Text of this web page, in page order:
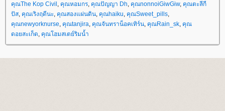
คุณThe Kop Civil , คุณหอมกร, คุณปัญญา Dh, คุณnonnoiGiwGiw, คุณตะลีกี
ปัส, คุณเริงฤดีนะ, คุณสองแผ่นดิน, คุณhaiku, คุณSweet_pills,
คุณnewyorknurse, คุณtanjira, คุณจันทราน็อคเทิร์น, คุณRain_sk, คุณ
ดอยสะเก็ด, คุณโฮมสเตย์ริมน้ำ